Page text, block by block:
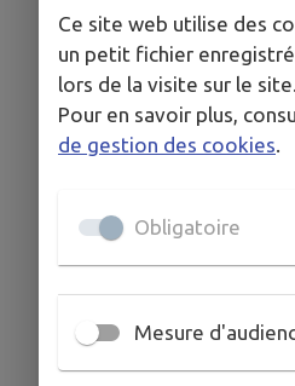
aetcpaysages@hotmail.fr
Ce site web utilise des
un petit fichier
lors de la visite sur le site.
Pour en savoir plus,
de gestion des cookies
Obligatoire
Mesure